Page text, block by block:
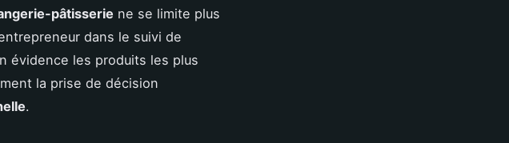
pâtisserie ne se limite plus
dans le suivi de
évidence les produits les plus
la prise de décision
.